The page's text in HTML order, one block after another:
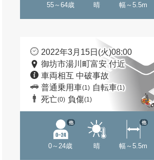
55～64歳 晴 幅～5.5m
2022年3月15日(火)08:00
御坊市湯川町富安 付近
車両相互 中破事故
普通乗用車(1) 自転車(1)
死亡(0) 負傷(1)
0～24歳
他
晴 幅～5.5m
他